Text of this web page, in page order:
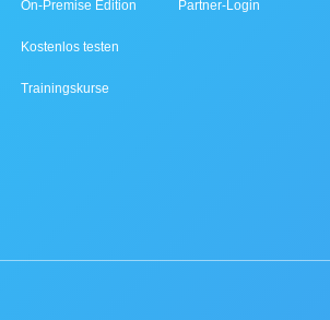
On-Premise Edition
Kostenlos testen
Trainingskurse
Partner-Login